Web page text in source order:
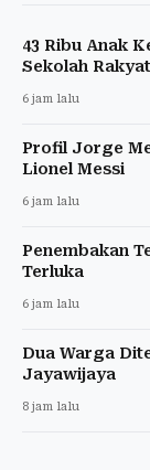
43 Ribu Anak
Sekolah Rakyat
6 jam lalu
Profil Jorge
Lionel Messi
6 jam lalu
Penembakan
Terluka
6 jam lalu
Dua Warga
Jayawijaya
8 jam lalu